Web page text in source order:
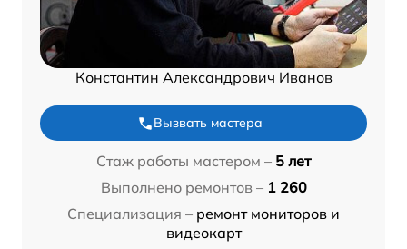
Константин Александрович Иванов
Вызвать мастера
Стаж работы мастером – 5 лет
Выполнено ремонтов – 1 260
Специализация – ремонт мониторов и
видеокарт